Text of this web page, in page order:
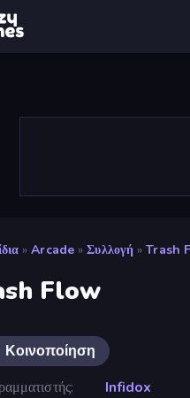
» Arcade » Συλλογή » Trash
Flow
Κοινοποίηση
Infidox